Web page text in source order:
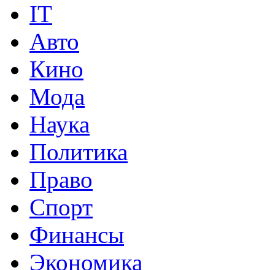
IT
Авто
Кино
Мода
Наука
Политика
Право
Спорт
Финансы
Экономика